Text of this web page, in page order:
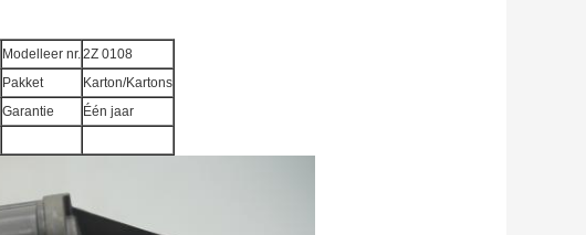
Modelleer nr.2Z 0108
Pakket
Karton/Kartons
Garantie
Één jaar